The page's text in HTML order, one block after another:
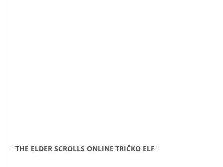
THE ELDER SCROLLS ONLINE TRIČKO ELF